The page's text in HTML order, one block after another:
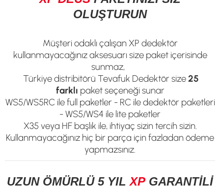
OLUŞTURUN
Müşteri odaklı çalışan XP dedektör
kullanmayacağınız aksesuarı size paket içerisinde
sunmaz,
Türkiye distribitörü Tevafuk Dedektör size25
farklı paket seçeneği sunar
WS5/WS5RC ile full paketler - RC ile dedektör paketleri
- WS5/WS4 ile lite paketler
X35 veya HF başlık ile, ihtiyaç sizin tercih sizin.
Kullanmayacağınız hiç bir parça için fazladan ödeme
yapmazsınız.
UZUN ÖMÜRLÜ 5 YIL XP GARANTİLİ